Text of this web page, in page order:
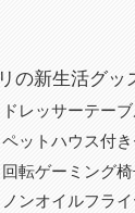
の新生活グッ
ドレッサーテー
ペットハウス付
回転ゲーミング
ノンオイルフラ